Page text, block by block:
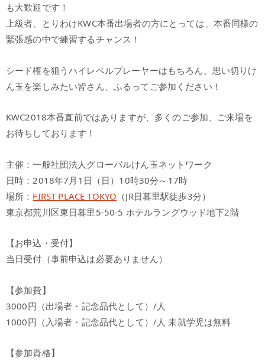
も大歓迎です！
上級者、とりわけKWC本番出場者の方にとっては、本番同様の
緊張感の中で練習するチャンス！
シード権を狙うハイレベルプレーヤーはもちろん、思い切りけ
ん玉を楽しみたい皆さん、ふるってご参加ください！
KWC2018本番直前ではありますが、多くのご参加、ご来場を
お待ちしております！
主催：一般社団法人グローバルけん玉ネットワーク
日時：2018年7月1日（日）10時30分～17時
場所： FIRST PLACE TOKYO （JR日暮里駅徒歩3分）
東京都荒川区東日暮里5-50-5 ホテルラングウッド地下2階
【お申込・受付】
当日受付（事前申込は必要ありません）
【参加費】
3000円（出場者・記念品代として）/人
1000円（入場者・記念品代として）/人 未就学児は無料
【参加資格】